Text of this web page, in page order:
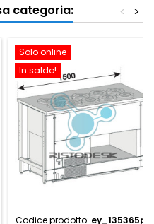
categoria: >
<
Solo online
In saldo!
Codice prodotto: ey_135365p0